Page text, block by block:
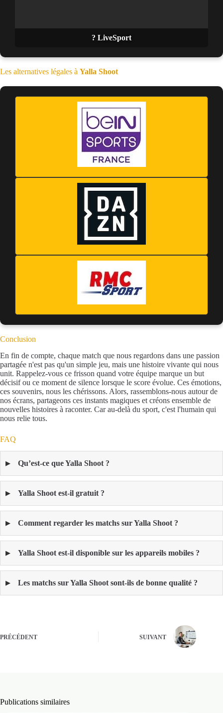
? LiveSport
Les alternatives légales à Yalla Shoot
Conclusion
En fin de compte, chaque match que nous regardons dans une passion
partagée n'est pas qu'un simple jeu, mais une histoire vivante qui nous
unit. Rappelez-vous ce frisson quand votre équipe marque un but
décisif ou ce moment de silence lorsque le score évolue. Ces émotions,
ces souvenirs, nous les chérissons. Alors, rassemblons-nous autour de
nos écrans, partageons ces instants magiques et créons ensemble de
nouvelles histoires à raconter. Car au-delà du sport, c'est l'humain qui
nous relie tous.
FAQ
Qu’est-ce que Yalla Shoot ?
Yalla Shoot est-il gratuit ?
Comment regarder les matchs sur Yalla Shoot ?
Yalla Shoot est-il disponible sur les appareils mobiles ?
Les matchs sur Yalla Shoot sont-ils de bonne qualité ?
PRÉCÉDENT SUIVANT
Publications similaires